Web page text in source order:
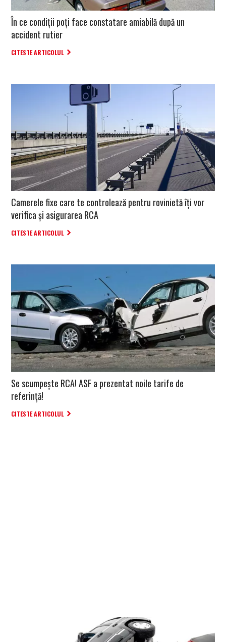
În ce condiții poți face constatare amiabilă după un
accident rutier
CITESTE ARTICOLUL
Camerele fixe care te controlează pentru rovinietă îți vor
verifica și asigurarea RCA
CITESTE ARTICOLUL
Se scumpește RCA! ASF a prezentat noile tarife de
referință!
CITESTE ARTICOLUL